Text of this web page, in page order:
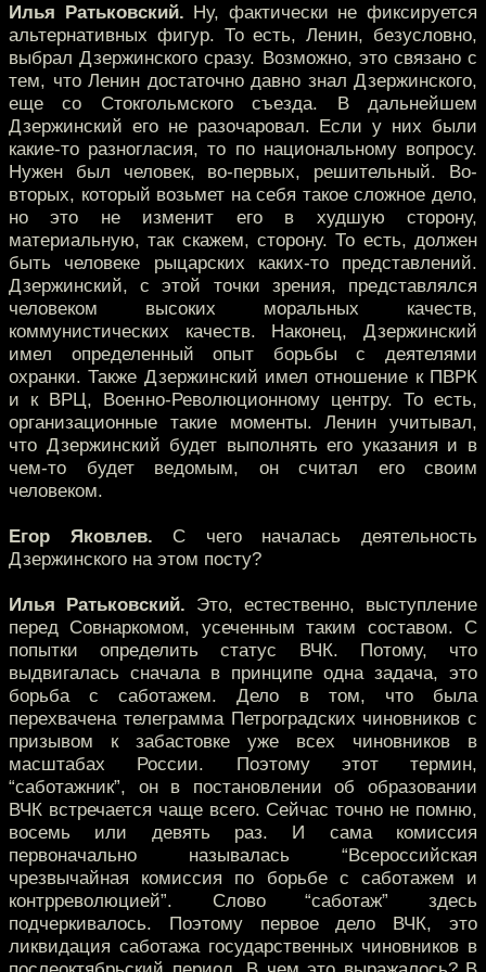
Илья Ратьковский. Ну, фактически не фиксируется
альтернативных фигур. То есть, Ленин, безусловно,
выбрал Дзержинского сразу. Возможно, это связано с
тем, что Ленин достаточно давно знал Дзержинского,
еще со Стокгольмского съезда. В дальнейшем
Дзержинский его не разочаровал. Если у них были
какие-то разногласия, то по национальному вопросу.
Нужен был человек, во-первых, решительный. Во-
вторых, который возьмет на себя такое сложное дело,
но это не изменит его в худшую сторону,
материальную, так скажем, сторону. То есть, должен
быть человеке рыцарских каких-то представлений.
Дзержинский, с этой точки зрения, представлялся
человеком высоких моральных качеств,
коммунистических качеств. Наконец, Дзержинский
имел определенный опыт борьбы с деятелями
охранки. Также Дзержинский имел отношение к ПВРК
и к ВРЦ, Военно-Революционному центру. То есть,
организационные такие моменты. Ленин учитывал,
что Дзержинский будет выполнять его указания и в
чем-то будет ведомым, он считал его своим
человеком.
Егор Яковлев. С чего началась деятельность
Дзержинского на этом посту?
Илья Ратьковский. Это, естественно, выступление
перед Совнаркомом, усеченным таким составом. С
попытки определить статус ВЧК. Потому, что
выдвигалась сначала в принципе одна задача, это
борьба с саботажем. Дело в том, что была
перехвачена телеграмма Петроградских чиновников с
призывом к забастовке уже всех чиновников в
масштабах России. Поэтому этот термин,
“саботажник”, он в постановлении об образовании
ВЧК встречается чаще всего. Сейчас точно не помню,
восемь или девять раз. И сама комиссия
первоначально называлась “Всероссийская
чрезвычайная комиссия по борьбе с саботажем и
контрреволюцией”. Слово “саботаж” здесь
подчеркивалось. Поэтому первое дело ВЧК, это
ликвидация саботажа государственных чиновников в